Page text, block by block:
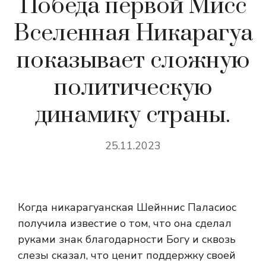
Победа первой Мисс
Вселенная Никарагуа
показывает сложную
политическую
динамику страны.
25.11.2023
Когда никарагуанская Шейннис Паласиос
получила известие о том, что она сделал
руками знак благодарности Богу и сквозь
слезы сказал, что ценит поддержку своей